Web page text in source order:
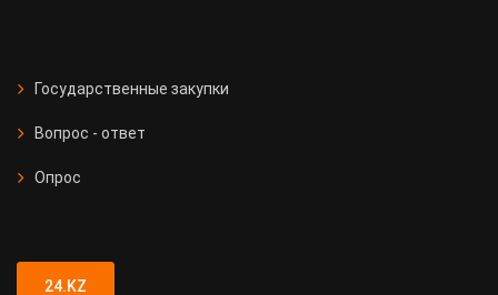
Государственные закупки
Вопрос - ответ
Опрос
24.KZ